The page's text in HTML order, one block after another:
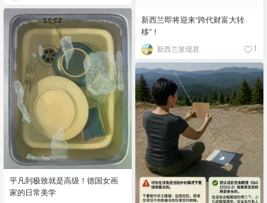
新西兰即将迎来“跨代财富大转
移”！
新西兰发现君 1
平凡到极致就是高级！德国女画
家的日常美学